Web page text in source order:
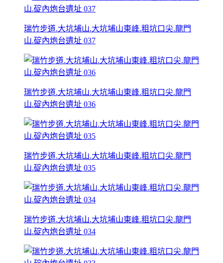
瑞竹步道.大坑埔山.大坑埔山東峰.粗坑口尖.龍門
山.碇內炮台遺址 037
瑞竹步道.大坑埔山.大坑埔山東峰.粗坑口尖.龍門
山.碇內炮台遺址 036
瑞竹步道.大坑埔山.大坑埔山東峰.粗坑口尖.龍門
山.碇內炮台遺址 035
瑞竹步道.大坑埔山.大坑埔山東峰.粗坑口尖.龍門
山.碇內炮台遺址 034